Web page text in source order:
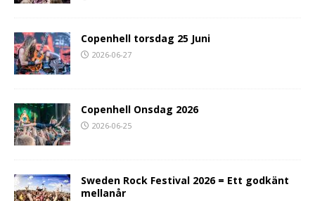
Copenhell torsdag 25 Juni
2026-06-27
Copenhell Onsdag 2026
2026-06-25
Sweden Rock Festival 2026 = Ett godkänt
mellanår